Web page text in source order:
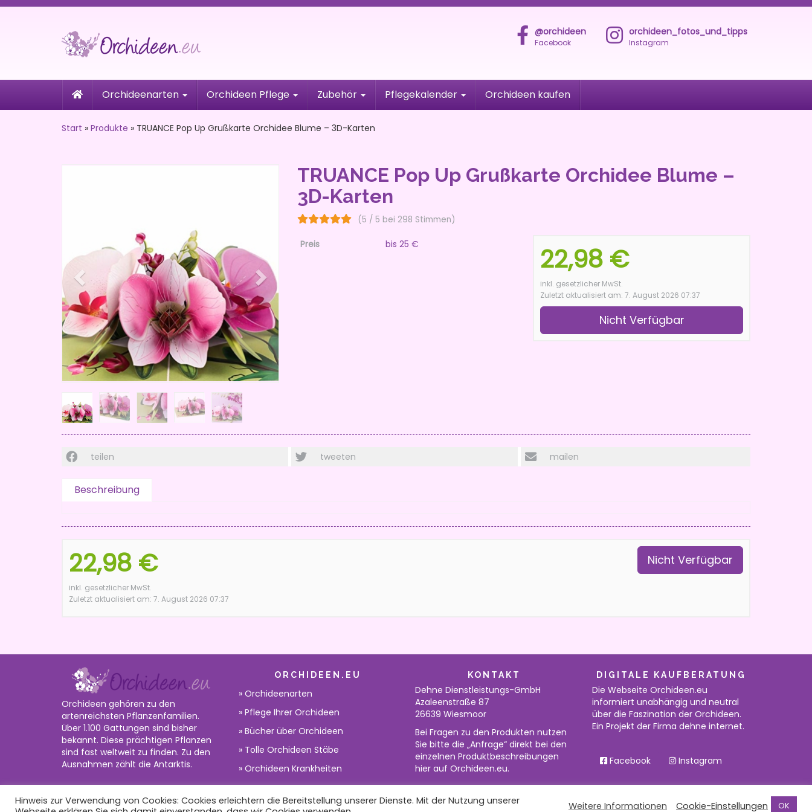
Skip
@orchideen
Facebook
orchideen_fotos_und_tipps
Instagram
Orchideenarten Orchideen Pflege Zubehör Pflegekalender Orchideen kaufen
Start » Produkte » TRUANCE Pop Up Grußkarte Orchidee Blume – 3D-Karten
TRUANCE Pop Up Grußkarte Orchidee Blume –
3D-Karten
(5 / 5 bei 298 Stimmen)
22,98 €
inkl. gesetzlicher MwSt.
Zuletzt aktualisiert am: 7. August 2026 07:37
Nicht Verfügbar
Preis bis 25 €
teilen tweeten mailen
Beschreibung
22,98 €
inkl. gesetzlicher MwSt.
Zuletzt aktualisiert am: 7. August 2026 07:37
Nicht Verfügbar
Orchideen gehören zu den
artenreichsten Pflanzenfamilien.
Über 1.100 Gattungen sind bisher
bekannt. Diese prächtigen Pflanzen
sind fast weltweit zu finden. Zu den
Ausnahmen zählt die Antarktis.
ORCHIDEEN.EU
Orchideenarten
Pflege Ihrer Orchideen
Bücher über Orchideen
Tolle Orchideen Stäbe
Orchideen Krankheiten
KONTAKT
Dehne Dienstleistungs-GmbH
Azaleenstraße 87
26639 Wiesmoor
Bei Fragen zu den Produkten nutzen
Sie bitte die „Anfrage“ direkt bei den
einzelnen Produktbeschreibungen
hier auf Orchideen.eu.
DIGITALE KAUFBERATUNG
Die Webseite Orchideen.eu
informiert unabhängig und neutral
über die Faszination der Orchideen.
Ein Projekt der Firma dehne internet.
Facebook Instagram
©2020 dehne internet |orchideen.eu Startseite Datenschutz Impressum
Hinweis zur Verwendung von Cookies: Cookies erleichtern die Bereitstellung unserer Dienste. Mit der Nutzung unserer
Weitere Informationen Cookie-Einstellungen OK